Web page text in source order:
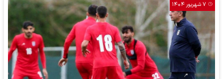
۷ شهریور ۱۴۰۴